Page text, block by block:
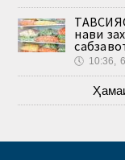
нави
🕔 10:36,